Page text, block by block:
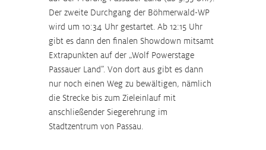
Der zweite Durchgang der Böhmerwald-WP
wird um 10:34 Uhr gestartet. Ab 12:15 Uhr
gibt es dann den finalen Showdown mitsamt
Extrapunkten auf der „Wolf Powerstage
Passauer Land”. Von dort aus gibt es dann
nur noch einen Weg zu bewältigen, nämlich
die Strecke bis zum Zieleinlauf mit
anschließender Siegerehrung im
Stadtzentrum von Passau.